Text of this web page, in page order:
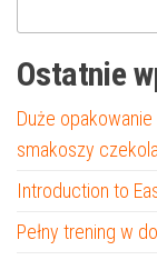
Ostatnie
Duże
smakoszy
Introduction to
Pełny trening w